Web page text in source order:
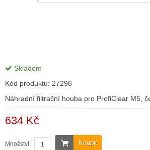
Skladem
Kód produktu: 27296
Náhradní filtrační houba pro ProfiClear M5,
634 Kč
Koupit
Množství: